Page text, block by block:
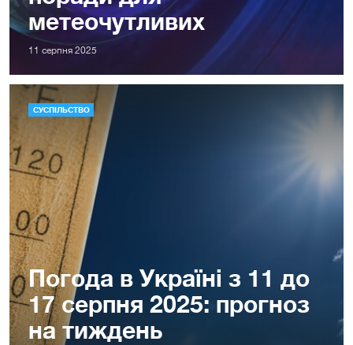
метеочутливих
11 серпня 2025
СУСПІЛЬСТВО
Погода в Україні з 11 до
17 серпня 2025: прогноз
на тиждень